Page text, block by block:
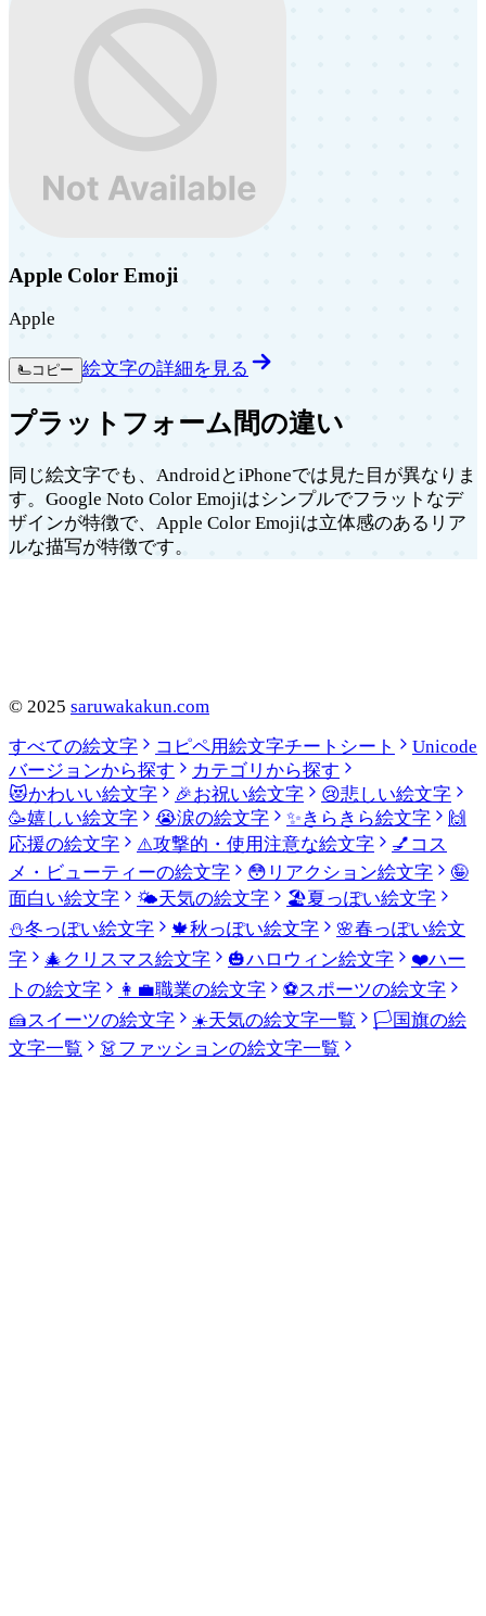
Apple Color Emoji
Apple
🫷コピー 絵文字の詳細を見る
プラットフォーム間の違い
同じ絵文字でも、AndroidとiPhoneでは見た目が異なりま
す。Google Noto Color Emojiはシンプルでフラットなデ
ザインが特徴で、Apple Color Emojiは立体感のあるリア
ルな描写が特徴です。
© 2025 saruwakakun.com
すべての絵文字
コピペ用絵文字チートシート
Unicode
バージョンから探す
カテゴリから探す
😻かわいい絵文字 🎉お祝い絵文字 😢悲しい絵文字
🥳嬉しい絵文字 😭涙の絵文字 ✨きらきら絵文字
🙌
応援の絵文字
⚠️攻撃的・使用注意な絵文字 💅 コス
メ・ビューティーの絵文字
😳 リアクション絵文字
🤪
面白い絵文字
🌤️天気の絵文字 🏖️夏っぽい絵文字
⛄冬っぽい絵文字 🍁秋っぽい絵文字 🌸春っぽい絵文
字
🎄 クリスマス絵文字 🎃ハロウィン絵文字 ❤️ハー
トの絵文字
👩‍💼職業の絵文字 ⚽スポーツの絵文字
🍰スイーツの絵文字 ☀️天気の絵文字一覧 🏳️国旗の絵
文字一覧
👗ファッションの絵文字一覧